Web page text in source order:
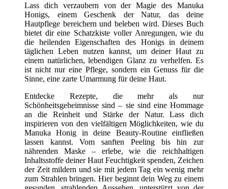
Lass dich verzaubern von der Magie des Manuka
Honigs, einem Geschenk der Natur, das deine
Hautpflege bereichern und beleben wird. Dieses Buch
bietet dir eine Schatzkiste voller Anregungen, wie du
die heilenden Eigenschaften des Honigs in deinem
täglichen Leben nutzen kannst, um deiner Haut zu
einem natürlichen, lebendigen Glanz zu verhelfen. Es
ist nicht nur eine Pflege, sondern ein Genuss für die
Sinne, eine zarte Umarmung für deine Haut.
Entdecke Rezepte, die mehr als nur
Schönheitsgeheimnisse sind – sie sind eine Hommage
an die Reinheit und Stärke der Natur. Lass dich
inspirieren von den vielfältigen Möglichkeiten, wie du
Manuka Honig in deine Beauty-Routine einfließen
lassen kannst. Vom sanften Peeling bis hin zur
nährenden Maske – erlebe, wie die reichhaltigen
Inhaltsstoffe deiner Haut Feuchtigkeit spenden, Zeichen
der Zeit mildern und sie mit jedem Tag ein wenig mehr
zum Strahlen bringen. Hier beginnt dein Weg zu einem